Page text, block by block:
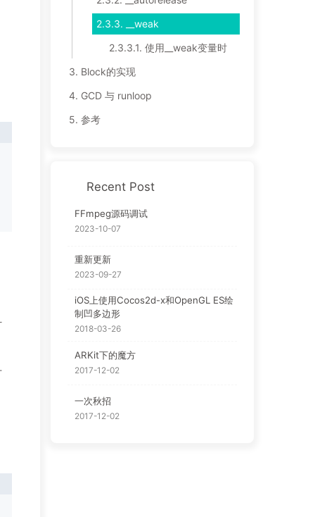
2.3.3.
__weak
2.3.3.1. 使用__weak变量时
3. Block的实现
4. GCD 与 runloop
5. 参考
Recent Post
FFmpeg源码调试
2023-10-07
重新更新
2023-09-27
iOS上使用Cocos2d-x和OpenGL ES绘
制凹多边形
2018-03-26
ARKit下的魔方
2017-12-02
一次秋招
2017-12-02